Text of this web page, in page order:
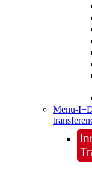
Menu-